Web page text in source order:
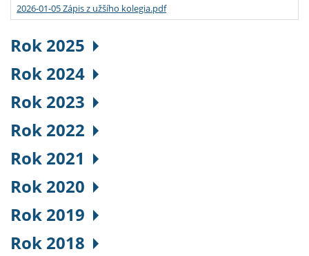
2026-01-05 Zápis z užšího kolegia.pdf
Rok 2025
Rok 2024
Rok 2023
Rok 2022
Rok 2021
Rok 2020
Rok 2019
Rok 2018